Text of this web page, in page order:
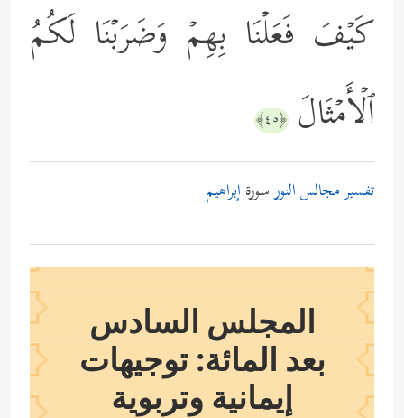
كَیۡفَ فَعَلۡنَا بِهِمۡ وَضَرَبۡنَا لَكُمُ
ٱلۡأَمۡثَالَ ﴿٤٥﴾
تفسير مجالس النورسورة إبراهيم
المجلس السادس
بعد المائة: توجيهات
إيمانية وتربوية